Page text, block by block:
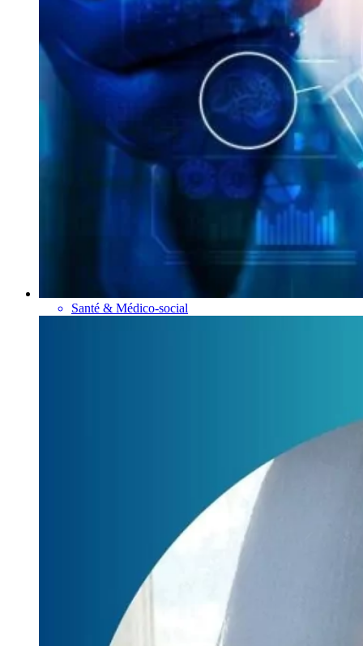
Santé & Médico-social